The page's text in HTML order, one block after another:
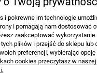
KLIENTA
i pokrewne im technologie
i pomagają nam dostosować
zaakceptować wykorzystanie
plików i przejść do sklepu lub
preferencji, wybierając opcję
cookies przeczytasz w